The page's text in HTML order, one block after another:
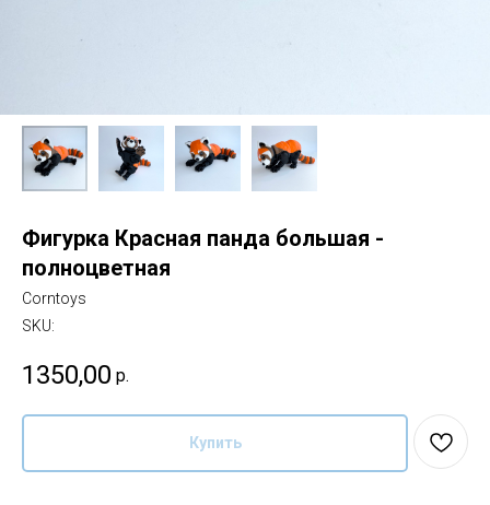
Фигурка Красная панда большая -
полноцветная
Corntoys
SKU:
1350,00 р.
Купить